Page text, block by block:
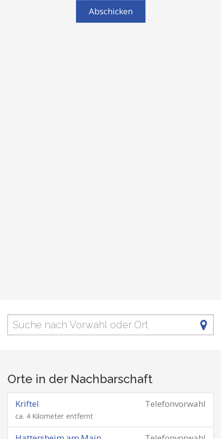
Orte in der Nachbarschaft
Telefonvorwahl
Kriftel
ca. 4 Kilometer entfernt